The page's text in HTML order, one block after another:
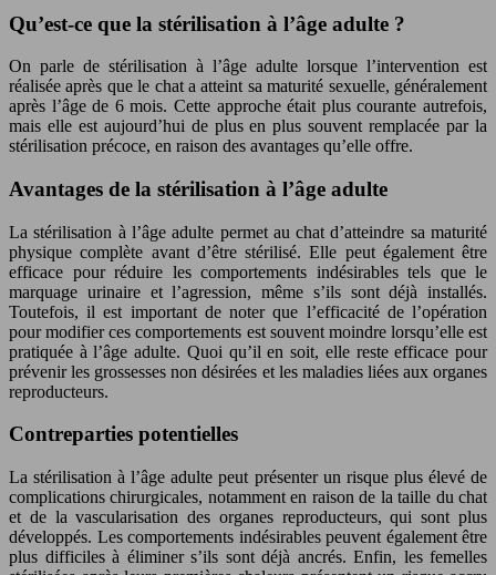
Qu’est-ce que la stérilisation à l’âge adulte ?
On parle de stérilisation à l’âge adulte lorsque l’intervention est
réalisée après que le chat a atteint sa maturité sexuelle, généralement
après l’âge de 6 mois. Cette approche était plus courante autrefois,
mais elle est aujourd’hui de plus en plus souvent remplacée par la
stérilisation précoce, en raison des avantages qu’elle offre.
Avantages de la stérilisation à l’âge adulte
La stérilisation à l’âge adulte permet au chat d’atteindre sa maturité
physique complète avant d’être stérilisé. Elle peut également être
efficace pour réduire les comportements indésirables tels que le
marquage urinaire et l’agression, même s’ils sont déjà installés.
Toutefois, il est important de noter que l’efficacité de l’opération
pour modifier ces comportements est souvent moindre lorsqu’elle est
pratiquée à l’âge adulte. Quoi qu’il en soit, elle reste efficace pour
prévenir les grossesses non désirées et les maladies liées aux organes
reproducteurs.
Contreparties potentielles
La stérilisation à l’âge adulte peut présenter un risque plus élevé de
complications chirurgicales, notamment en raison de la taille du chat
et de la vascularisation des organes reproducteurs, qui sont plus
développés. Les comportements indésirables peuvent également être
plus difficiles à éliminer s’ils sont déjà ancrés. Enfin, les femelles